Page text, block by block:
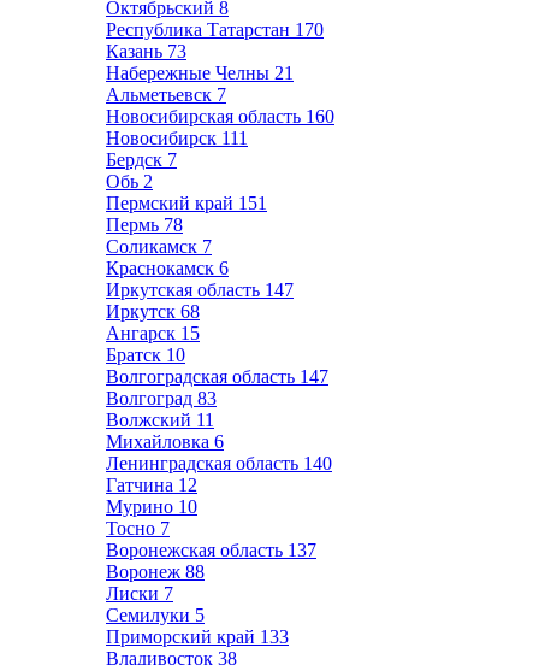
Октябрьский 8
Республика Татарстан 170
Казань 73
Набережные Челны 21
Альметьевск 7
Новосибирская область 160
Новосибирск 111
Бердск 7
Обь 2
Пермский край 151
Пермь 78
Соликамск 7
Краснокамск 6
Иркутская область 147
Иркутск 68
Ангарск 15
Братск 10
Волгоградская область 147
Волгоград 83
Волжский 11
Михайловка 6
Ленинградская область 140
Гатчина 12
Мурино 10
Тосно 7
Воронежская область 137
Воронеж 88
Лиски 7
Семилуки 5
Приморский край 133
Владивосток 38